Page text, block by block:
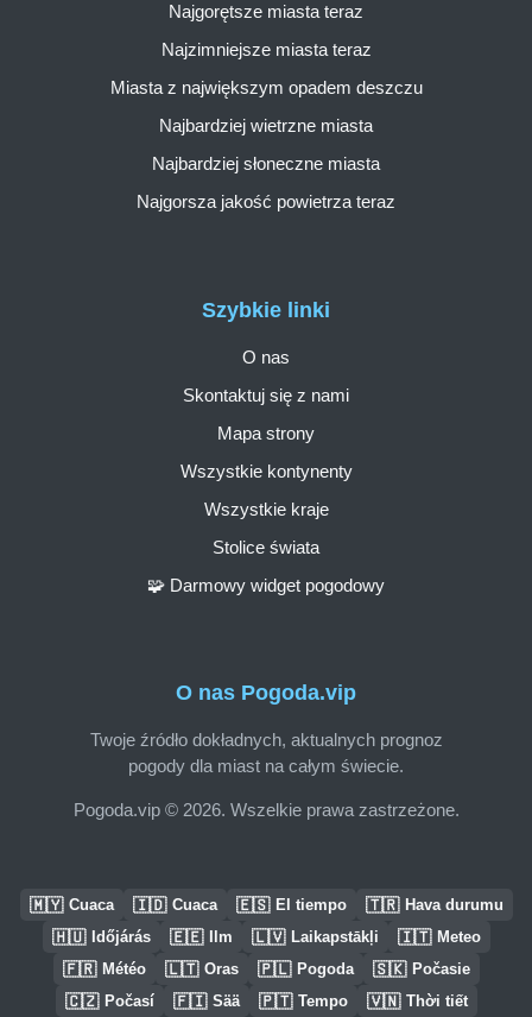
O nas Pogoda.vip
Twoje źródło dokładnych, aktualnych prognoz
pogody dla miast na całym świecie.
Pogoda.vip © 2026. Wszelkie prawa zastrzeżone.
Szybkie linki
O nas
Skontaktuj się z nami
Mapa strony
Wszystkie kontynenty
Wszystkie kraje
Stolice świata
🧩 Darmowy widget pogodowy
Najgorętsze miasta teraz
Najzimniejsze miasta teraz
Miasta z największym opadem deszczu
Najbardziej wietrzne miasta
Najbardziej słoneczne miasta
Najgorsza jakość powietrza teraz
🇲🇾 Cuaca 🇮🇩 Cuaca 🇪🇸 El tiempo 🇹🇷 Hava durumu
🇭🇺 Időjárás 🇪🇪 Ilm 🇱🇻 Laikapstākļi 🇮🇹 Meteo
🇫🇷 Météo 🇱🇹 Oras 🇵🇱 Pogoda 🇸🇰 Počasie
🇨🇿 Počasí 🇫🇮 Sää 🇵🇹 Tempo 🇻🇳 Thời tiết